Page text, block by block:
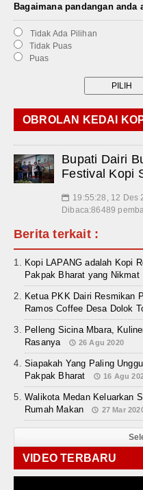
Bagaimana pandangan anda
Tidak Ada Pilihan
Tidak Puas
Puas
OBROLAN KEDAI
Bupati Dairi
Festival Kopi
📅 19:55:28, 12 Des
Dibaca:86489
Berita terkait :
Kopi LAPANG adalah Kopi
Pakpak Bharat yang Nikmat
Ketua PKK Dairi Resmikan
Ramos Coffee Desa Dolok
Pelleng Sicina Mbara,
Rasanya
26 Agu 2020
Siapakah Yang Paling
Pakpak Bharat
16 Agu
Walikota Medan Keluarkan
Rumah Makan
27 Mar
VIDEO TERBARU